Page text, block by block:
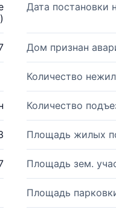
Дата постановки
Дом признан
Количество
Количество
Площадь жилых
Площадь зем.
Площадь